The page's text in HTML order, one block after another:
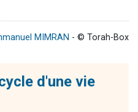
MIMRAN - © Torah-Box
d'une vie